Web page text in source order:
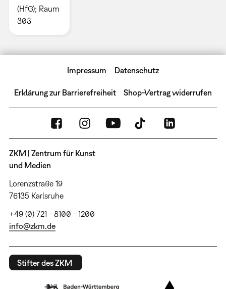
(HfG); Raum
303
Impressum Datenschutz
Erklärung zur Barrierefreiheit Shop-Vertrag widerrufen
ZKM | Zentrum für Kunst
und Medien
Lorenzstraße 19
76135 Karlsruhe
+49 (0) 721 - 8100 - 1200
info@zkm.de
Stifter des ZKM